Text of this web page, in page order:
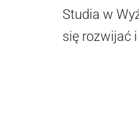
Studia w
się rozwijać